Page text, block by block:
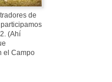
de
(Ahí
el Campo